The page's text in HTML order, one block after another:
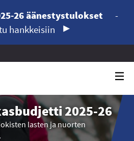
26 äänestystulokset
-
hankkeisiin
2025-26
lasten ja nuorten